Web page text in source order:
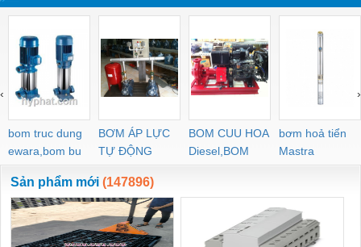
khuôn mẫu Minitor
bom truc dung
ewara,bom bu
ewara
BƠM ÁP LỰC
TỰ ĐỘNG
BOM CUU HOA
Diesel,BOM
CHUA CHAY
bơm hoả tiển
Mastra
‹ ›
Sản phẩm mới (147896)